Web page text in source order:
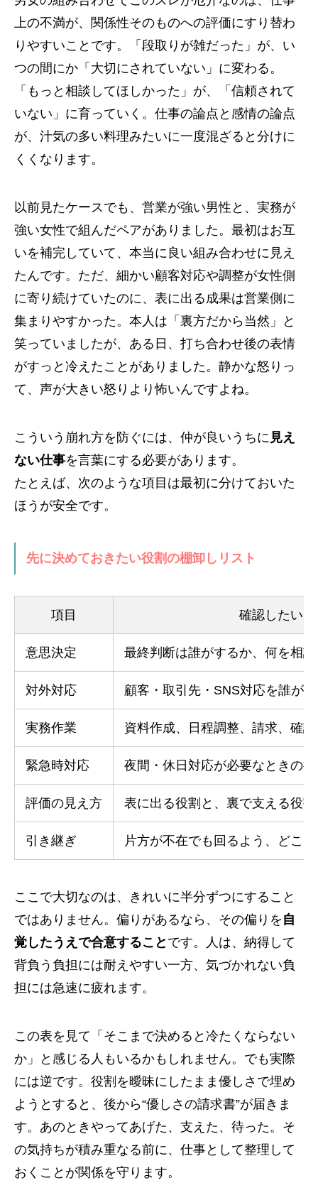
上の不満が、関係性そのものへの評価にすり替わ
りやすいことです。「段取りが雑だった」が、い
つの間にか「大切にされていない」に変わる。
「もっと相談してほしかった」が、「信頼されて
いない」に育っていく。仕事の論点と感情の論点
が、汁気の多い料理みたいに一度混ざると分けに
くくなります。
以前見たケースでも、営業が強い男性と、実務が
強い女性で組んだペアがありました。最初はお互
いを補完していて、本当に良い組み合わせに見え
たんです。ただ、細かい顧客対応や調整が女性側
に寄り続けていたのに、表に出る成果は営業側に
集まりやすかった。本人は「裏方だから当然」と
笑っていましたが、ある日、打ち合わせ後の表情
がすっと冷えたことがありました。静かな怒りっ
て、声が大きい怒りより怖いんですよね。
こういう崩れ方を防ぐには、仲が良いうちに 見え
ない仕事を言葉にする必要があります。
たとえば、次のような項目は最初に分けておいた
ほうが安全です。
先に決めておきたい役割の棚卸しリスト
項目 確認したい
意思決定 最終判断は誰がするか、何を相
対外対応 顧客・取引先・SNS対応を誰が
実務作業 資料作成、日程調整、請求、確
緊急時対応 夜間・休日対応が必要なときの
評価の見え方 表に出る役割と、裏で支える役
引き継ぎ 片方が不在でも回るよう、どこ
ここで大切なのは、きれいに半分ずつにすること
ではありません。偏りがあるなら、その偏りを 自
覚したうえで合意すること です。人は、納得して
背負う負担には耐えやすい一方、気づかれない負
担には急速に疲れます。
この表を見て「そこまで決めると冷たくならない
か」と感じる人もいるかもしれません。でも実際
には逆です。役割を曖昧にしたまま優しさで埋め
ようとすると、後から“優しさの請求書”が届きま
す。あのときやってあげた、支えた、待った。そ
の気持ちが積み重なる前に、仕事として整理して
おくことが関係を守ります。